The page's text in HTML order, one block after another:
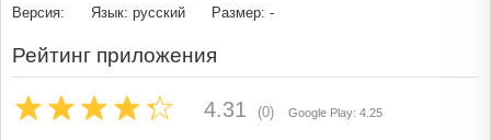
Версия: Язык: русский Размер: -
Рейтинг приложения
4.31 (0) Google Play: 4.25